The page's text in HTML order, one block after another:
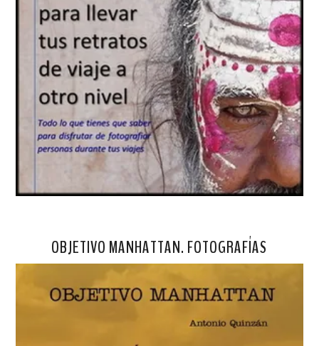
OBJETIVO MANHATTAN. FOTOGRAFÍAS